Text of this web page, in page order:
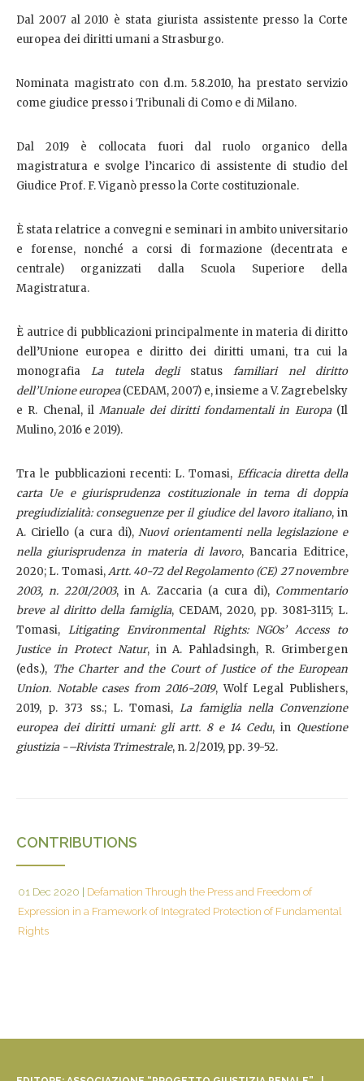
Dal 2007 al 2010 è stata giurista assistente presso la Corte
europea dei diritti umani a Strasburgo.
Nominata magistrato con d.m. 5.8.2010, ha prestato servizio
come giudice presso i Tribunali di Como e di Milano.
Dal 2019 è collocata fuori dal ruolo organico della
magistratura e svolge l’incarico di assistente di studio del
Giudice Prof. F. Viganò presso la Corte costituzionale.
È stata relatrice a convegni e seminari in ambito universitario
e forense, nonché a corsi di formazione (decentrata e
centrale) organizzati dalla Scuola Superiore della
Magistratura.
È autrice di pubblicazioni principalmente in materia di diritto
dell’Unione europea e diritto dei diritti umani, tra cui la
monografiaLa tutela degli statusfamiliari nel diritto
dell’Unione europea(CEDAM, 2007) e, insieme a V. Zagrebelsky
e R. Chenal, ilManuale dei diritti fondamentali in Europa(Il
Mulino, 2016 e 2019).
Tra le pubblicazioni recenti: L. Tomasi, Efficacia diretta della
carta Ue e giurisprudenza costituzionale in tema di doppia
pregiudizialità: conseguenze per il giudice del lavoro italiano, in
A. Ciriello (a cura di),Nuovi orientamenti nella legislazione e
nella giurisprudenza in materia di lavoro, Bancaria Editrice,
2020; L. Tomasi,Artt. 40-72 del Regolamento (CE) 27 novembre
2003, n. 2201/2003, in A. Zaccaria (a cura di), Commentario
breve al diritto della famiglia, CEDAM, 2020, pp. 3081-3115; L.
Tomasi, Litigating Environmental Rights: NGOs’ Access to
Justice in Protect Natur, in A. Pahladsingh, R. Grimbergen
(eds.), The Charter and the Court of Justice of the European
Union. Notable cases from 2016-2019, Wolf Legal Publishers,
2019, p. 373 ss.; L. Tomasi,La famiglia nella Convenzione
europea dei diritti umani: gli artt. 8 e 14 Cedu, in Questione
giustizia -–Rivista Trimestrale, n. 2/2019, pp. 39-52.
CONTRIBUTIONS
01 Dec 2020
Defamation Through the Press and Freedom of
Expression in a Framework of Integrated Protection of Fundamental
Rights